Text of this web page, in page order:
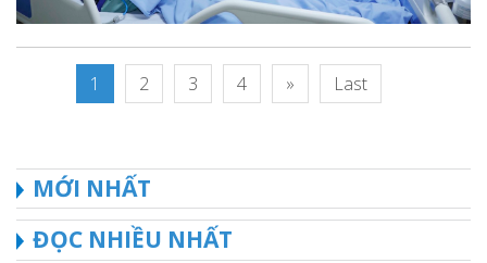
1 2 3 4 » Last
MỚI NHẤT
ĐỌC NHIỀU NHẤT